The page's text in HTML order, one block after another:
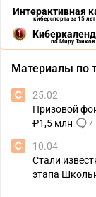
Интерактивная
киберспорта за 15 лет
по Миру Танков
Материалы по
25.02
Призовой
₽1,5 млн
7
10.04
Стали
этапа